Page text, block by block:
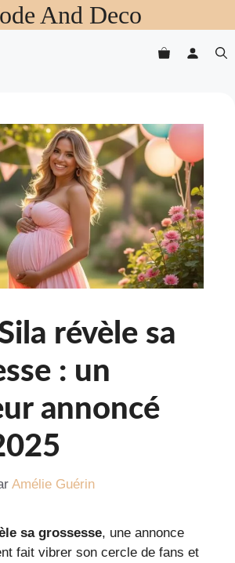
And Deco
révèle sa
: un
annoncé
Amélie Guérin
sa grossesse, une annonce
fait vibrer son cercle de fans et